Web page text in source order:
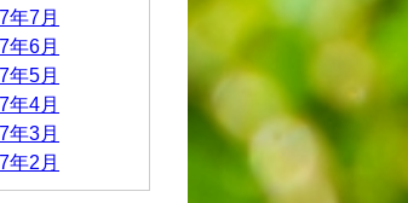
年7月
年6月
年5月
年4月
年3月
年2月